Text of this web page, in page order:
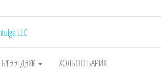
leading manufacturer of leather souvenirs and goods
БҮТЭЭГДЭХҮҮН ХОЛБОО БАРИХ